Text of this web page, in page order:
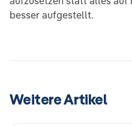
besser aufgestellt.
Weitere Artikel